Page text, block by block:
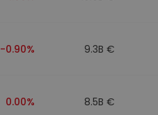
-0.90% 9.3B €
0.00% 8.5B €